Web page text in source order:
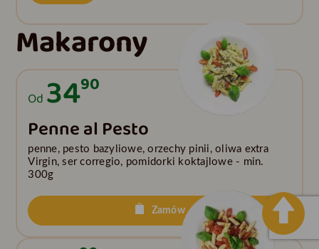
Makarony
Od 3490
Penne al Pesto
penne, pesto bazyliowe, orzechy pinii, oliwa extra
Virgin, ser corregio, pomidorki koktajlowe - min.
300g
Zamów